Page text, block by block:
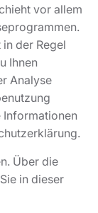
vor allem
der Regel
Ihnen
Analyse
Informationen
Über die
in dieser